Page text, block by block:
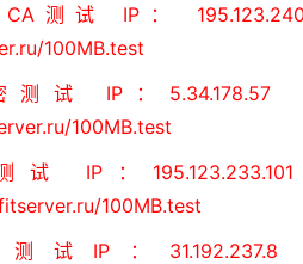
测试 IP：
100MB.test
测试 IP：
100MB.test
IP：
100MB.test
试IP：